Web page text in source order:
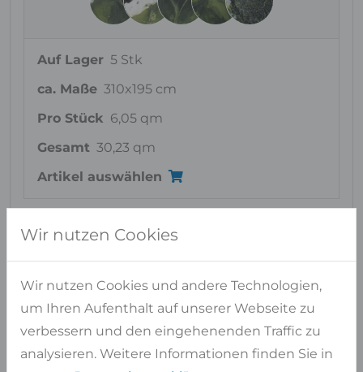
Auf Lager 5 Stk
ca. Maße 310x195 cm
Pro Stück 6,05 qm
Gesamt 30,23 qm
Artikel auswählen
Haben Sie Fragen?
WIR BERATEN SIE GERNE PERSÖNLICH
Kontaktformular
Wir nutzen Cookies
Wir nutzen Cookies und andere Technologien,
um Ihren Aufenthalt auf unserer Webseite zu
verbessern und den eingehenenden Traffic zu
analysieren. Weitere Informationen finden Sie in